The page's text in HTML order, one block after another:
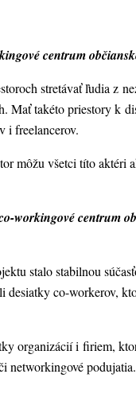
centrum
stretávať ľudia z
Mať takéto priestory k
i freelancerov.
môžu všetci títo
workingové centrum
stalo stabilnou
co-workerov,
organizácií i firiem,
networkingové podujatia.